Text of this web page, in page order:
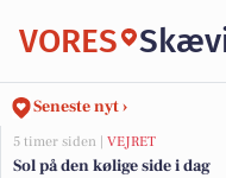
VORES
Seneste nyt ›
5 timer siden | VEJRET
Sol på den kølige side i dag